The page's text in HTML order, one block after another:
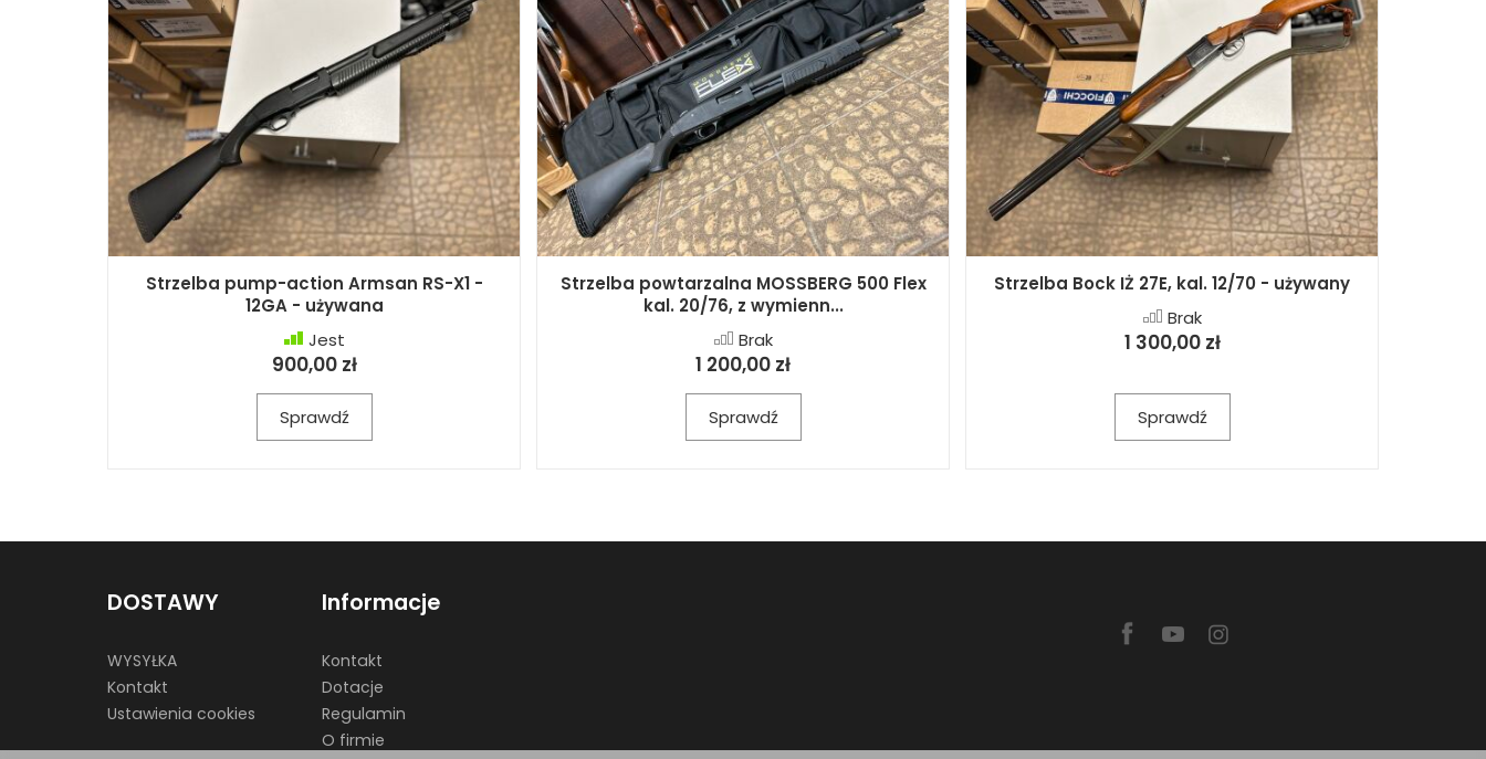
Strzelba pump-action Armsan RS-X1 -
12GA - używana
Jest
900,00 zł
Sprawdź
Strzelba powtarzalna MOSSBERG 500 Flex
kal. 20/76, z wymienn...
Brak
1 200,00 zł
Sprawdź
Strzelba Bock IŻ 27E, kal. 12/70 - używany
Brak
1 300,00 zł
Sprawdź
DOSTAWY
WYSYŁKA
Kontakt
Ustawienia cookies
Informacje
Kontakt
Dotacje
Regulamin
O firmie